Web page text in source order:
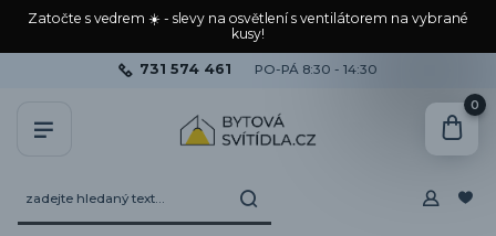
Zatočte s vedrem ☀️ - slevy na osvětlení s ventilátorem na vybrané
kusy!
731 574 461 PO-PÁ 8:30 - 14:30
0